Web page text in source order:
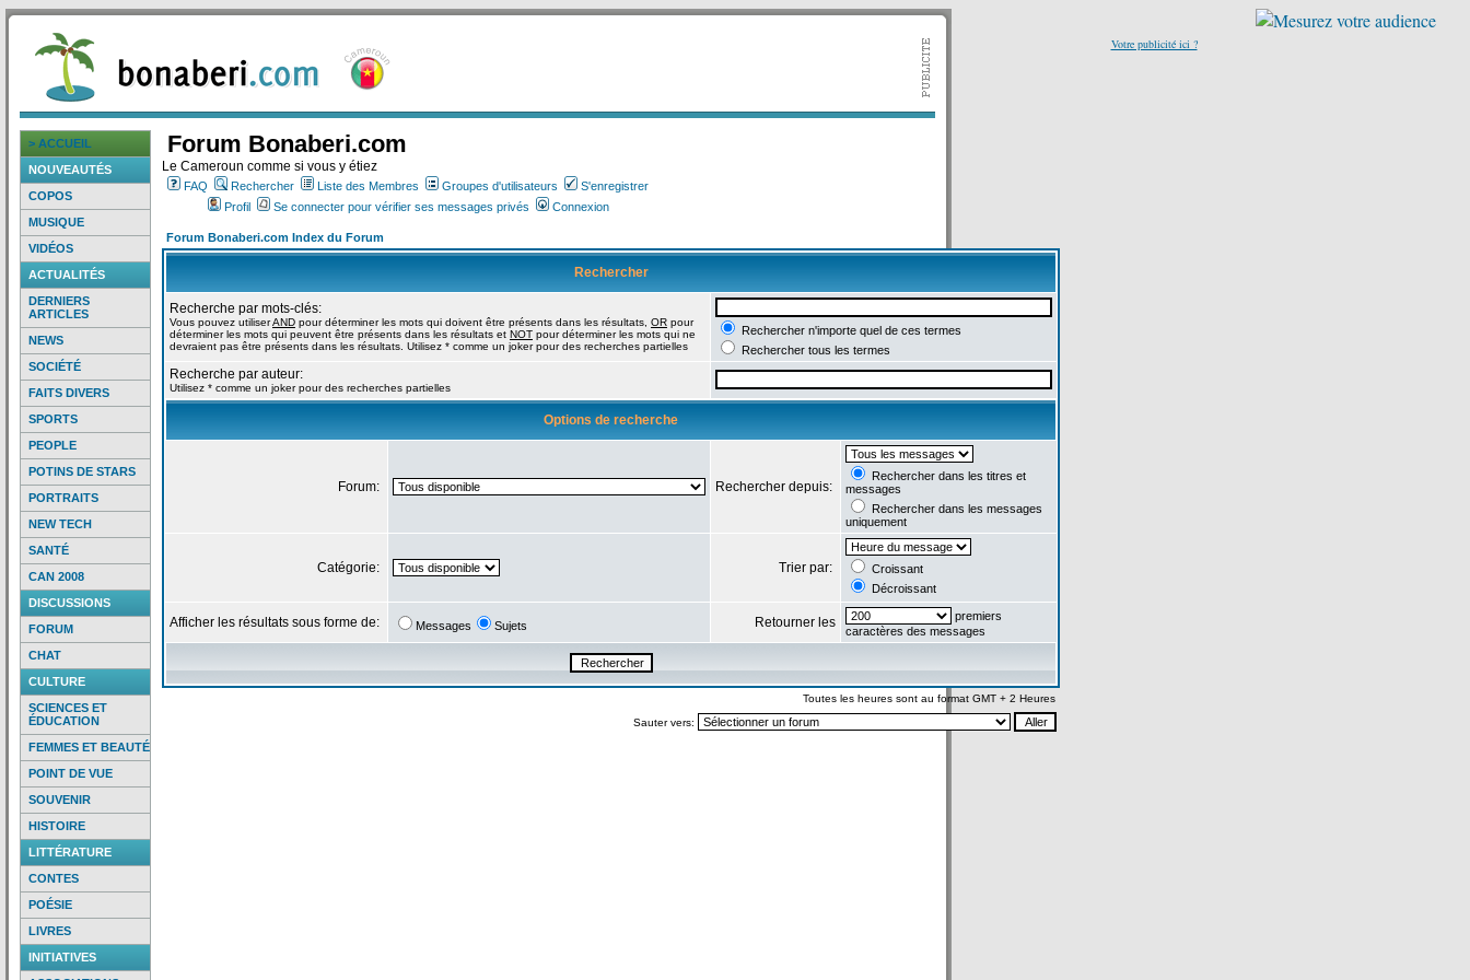
> ACCUEIL
NOUVEAUTÉS
COPOS
MUSIQUE
VIDÉOS
ACTUALITÉS
DERNIERS
ARTICLES
NEWS
SOCIÉTÉ
FAITS DIVERS
SPORTS
PEOPLE
POTINS DE STARS
PORTRAITS
NEW TECH
SANTÉ
CAN 2008
DISCUSSIONS
FORUM
CHAT
CULTURE
SCIENCES ET
ÉDUCATION
FEMMES ET BEAUTÉ
POINT DE VUE
SOUVENIR
HISTOIRE
LITTÉRATURE
CONTES
POÉSIE
LIVRES
INITIATIVES
Forum Bonaberi.com
Le Cameroun comme si vous y étiez
FAQ Rechercher Liste des Membres Groupes d'utilisateurs
S'enregistrer
Profil
Se connecter pour vérifier ses messages privés Connexion
Forum Bonaberi.com Index du Forum
Rechercher
Recherche par mots-clés:
Vous pouvez utiliserAND pour déterminer les mots qui doivent être présents dans les résultats, OR pour
déterminer les mots qui peuvent être présents dans les résultats et NOT pour déterminer les mots qui ne
devraient pas être présents dans les résultats. Utilisez * comme un joker pour des recherches partielles
Rechercher n'importe quel de ces termes
Rechercher tous les termes
Recherche par auteur:
Utilisez * comme un joker pour des recherches partielles
Options de recherche
Forum: Rechercher depuis:
Rechercher dans les titres et
messages
Rechercher dans les messages
uniquement
Catégorie: Trier par:
Croissant
Décroissant
Afficher les résultats sous forme de: Messages Sujets Retourner les
premiers
caractères des messages
Toutes les heures sont au format GMT + 2 Heures
Sauter vers:
Votre publicité ici ?